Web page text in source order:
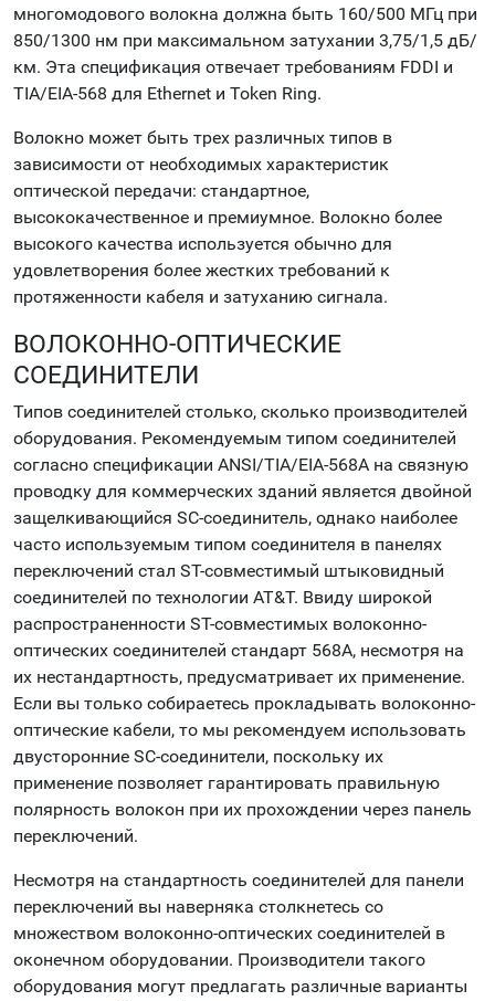
многомодового волокна должна быть 160/500 МГц при
850/1300 нм при максимальном затухании 3,75/1,5 дБ/
км. Эта спецификация отвечает требованиям FDDI и
TIA/EIA-568 для Ethernet и Token Ring.
Волокно может быть трех различных типов в
зависимости от необходимых характеристик
оптической передачи: стандартное,
высококачественное и премиумное. Волокно более
высокого качества используется обычно для
удовлетворения более жестких требований к
протяженности кабеля и затуханию сигнала.
ВОЛОКОННО-ОПТИЧЕСКИЕ
СОЕДИНИТЕЛИ
Типов соединителей столько, сколько производителей
оборудования. Рекомендуемым типом соединителей
согласно спецификации ANSI/TIA/EIA-568A на связную
проводку для коммерческих зданий является двойной
защелкивающийся SC-соединитель, однако наиболее
часто используемым типом соединителя в панелях
переключений стал ST-совместимый штыковидный
соединителей по технологии AT&T. Ввиду широкой
распространенности ST-совместимых волоконно-
оптических соединителей стандарт 568A, несмотря на
их нестандартность, предусматривает их применение.
Если вы только собираетесь прокладывать волоконно-
оптические кабели, то мы рекомендуем использовать
двусторонние SC-соединители, поскольку их
применение позволяет гарантировать правильную
полярность волокон при их прохождении через панель
переключений.
Несмотря на стандартность соединителей для панели
переключений вы наверняка столкнетесь со
множеством волоконно-оптических соединителей в
оконечном оборудовании. Производители такого
оборудования могут предлагать различные варианты